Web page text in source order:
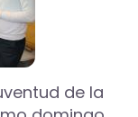
de la